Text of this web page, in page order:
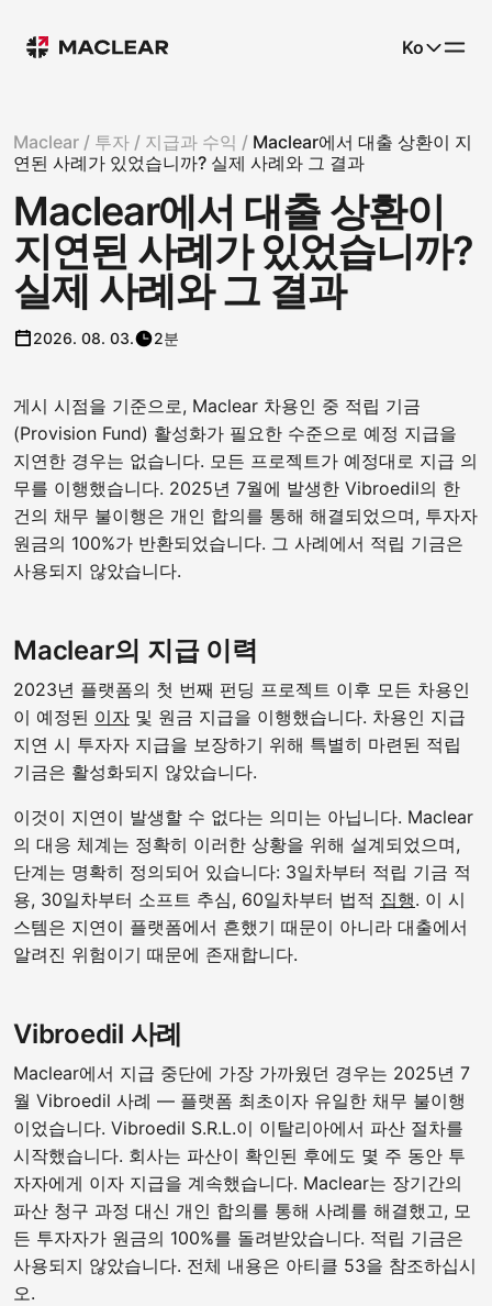
Ko
Maclear / 투자 / 지급과 수익 / Maclear에서 대출 상환이 지
연된 사례가 있었습니까? 실제 사례와 그 결과
Maclear에서 대출 상환이
지연된 사례가 있었습니까?
실제 사례와 그 결과
2026. 08. 03. 2분
게시 시점을 기준으로, Maclear 차용인 중 적립 기금
(Provision Fund) 활성화가 필요한 수준으로 예정 지급을
지연한 경우는 없습니다. 모든 프로젝트가 예정대로 지급 의
무를 이행했습니다. 2025년 7월에 발생한 Vibroedil의 한
건의 채무 불이행은 개인 합의를 통해 해결되었으며, 투자자
원금의 100%가 반환되었습니다. 그 사례에서 적립 기금은
사용되지 않았습니다.
Maclear의 지급 이력
2023년 플랫폼의 첫 번째 펀딩 프로젝트 이후 모든 차용인
이 예정된 이자 및 원금 지급을 이행했습니다. 차용인 지급
지연 시 투자자 지급을 보장하기 위해 특별히 마련된 적립
기금은 활성화되지 않았습니다.
이것이 지연이 발생할 수 없다는 의미는 아닙니다. Maclear
의 대응 체계는 정확히 이러한 상황을 위해 설계되었으며,
단계는 명확히 정의되어 있습니다: 3일차부터 적립 기금 적
용, 30일차부터 소프트 추심, 60일차부터 법적 집행. 이 시
스템은 지연이 플랫폼에서 흔했기 때문이 아니라 대출에서
알려진 위험이기 때문에 존재합니다.
Vibroedil 사례
Maclear에서 지급 중단에 가장 가까웠던 경우는 2025년 7
월 Vibroedil 사례 — 플랫폼 최초이자 유일한 채무 불이행
이었습니다. Vibroedil S.R.L.이 이탈리아에서 파산 절차를
시작했습니다. 회사는 파산이 확인된 후에도 몇 주 동안 투
자자에게 이자 지급을 계속했습니다. Maclear는 장기간의
파산 청구 과정 대신 개인 합의를 통해 사례를 해결했고, 모
든 투자자가 원금의 100%를 돌려받았습니다. 적립 기금은
사용되지 않았습니다. 전체 내용은 아티클 53을 참조하십시
오.